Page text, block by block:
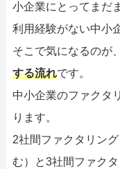
小企業にとってまだ
利用経験がない中小
そこで気になるのが、
する流れです。
中小企業のファクタ
ります。
2社間ファクタリン
む）と3社間ファク